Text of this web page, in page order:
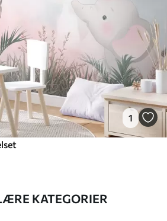
1
KATEGORIER